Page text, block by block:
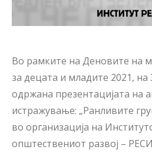
Во рамките на Деновите на
за децата и младите 2021,
одржана презентацијата на
истражување: „Ранливите
во организација на
општествениот развој –